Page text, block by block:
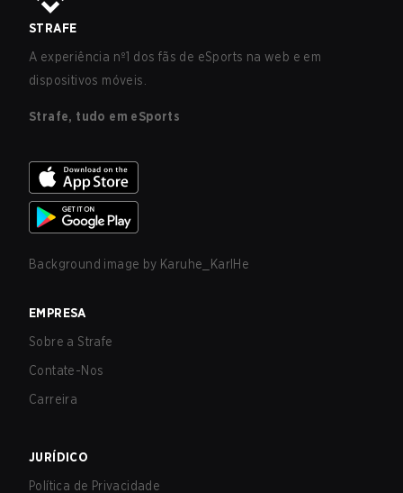
STRAFE
A experiência nº1 dos fãs de eSports na web e em
dispositivos móveis.
Strafe, tudo em eSports
Background image by Karuhe_KarlHe
EMPRESA
Sobre a Strafe
Contate-Nos
Carreira
JURÍDICO
Política de Privacidade